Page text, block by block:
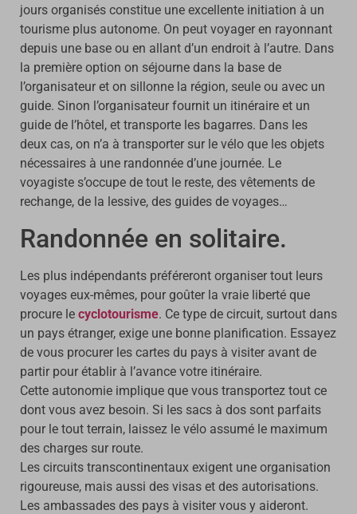
jours organisés constitue une excellente initiation à un
tourisme plus autonome. On peut voyager en rayonnant
depuis une base ou en allant d’un endroit à l’autre. Dans
la première option on séjourne dans la base de
l’organisateur et on sillonne la région, seule ou avec un
guide. Sinon l’organisateur fournit un itinéraire et un
guide de l’hôtel, et transporte les bagarres. Dans les
deux cas, on n’a à transporter sur le vélo que les objets
nécessaires à une randonnée d’une journée. Le
voyagiste s’occupe de tout le reste, des vêtements de
rechange, de la lessive, des guides de voyages…
Randonnée en solitaire.
Les plus indépendants préféreront organiser tout leurs
voyages eux-mêmes, pour goûter la vraie liberté que
procure le cyclotourisme. Ce type de circuit, surtout dans
un pays étranger, exige une bonne planification. Essayez
de vous procurer les cartes du pays à visiter avant de
partir pour établir à l’avance votre itinéraire.
Cette autonomie implique que vous transportez tout ce
dont vous avez besoin. Si les sacs à dos sont parfaits
pour le tout terrain, laissez le vélo assumé le maximum
des charges sur route.
Les circuits transcontinentaux exigent une organisation
rigoureuse, mais aussi des visas et des autorisations.
Les ambassades des pays à visiter vous y aideront.